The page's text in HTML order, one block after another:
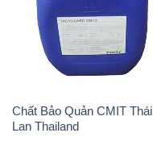
Chất Bảo Quản CMIT Thái
Lan Thailand